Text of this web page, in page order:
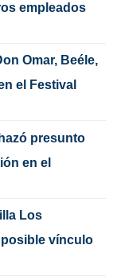
empleados
Omar, Beéle,
el Festival
presunto
en el
Los
vínculo